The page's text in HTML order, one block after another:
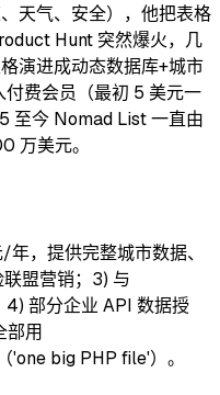
天气、安全），他把表格
Hunt 突然爆火，几
演进成动态数据库+城市
费会员（最初 5 美元一
至今 Nomad List 一直由
万美元。
，提供完整城市数据、
盟营销；3) 与
部分企业 API 数据授
用
'one big PHP file'）。